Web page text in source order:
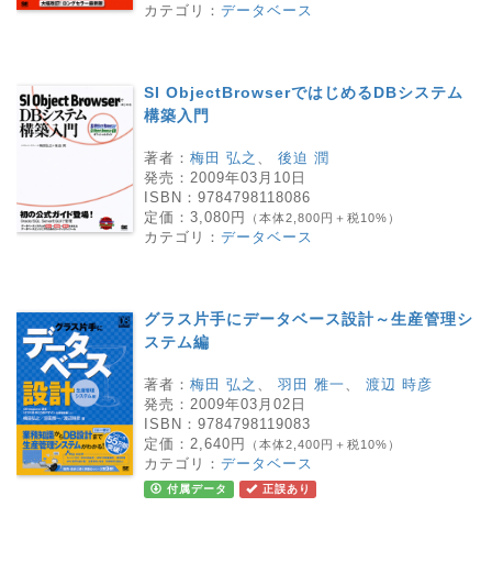
カテゴリ： データベース
SI ObjectBrowserではじめるDBシステム
構築入門
著者： 梅田 弘之
後迫 潤
発売： 2009年03月10日
ISBN： 9784798118086
定価： 3,080円 （本体2,800円＋税10%）
カテゴリ： データベース
グラス片手にデータベース設計～生産管理シ
ステム編
著者： 梅田 弘之 羽田 雅一
渡辺 時彦
発売： 2009年03月02日
ISBN： 9784798119083
定価： 2,640円 （本体2,400円＋税10%）
カテゴリ： データベース
付属データ 正誤あり